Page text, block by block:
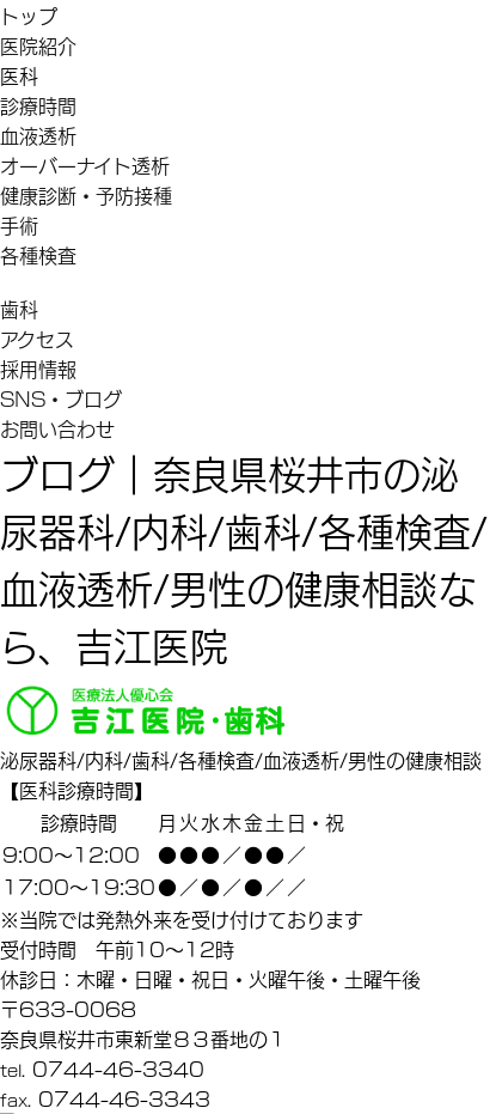
トップ
医院紹介
医科
診療時間
血液透析
オーバーナイト透析
健康診断・予防接種
手術
各種検査
歯科
アクセス
採用情報
SNS・ブログ
お問い合わせ
ブログ｜奈良県桜井市の泌
尿器科/内科/歯科/各種検査/
血液透析/男性の健康相談な
ら、吉江医院
泌尿器科/内科/歯科/各種検査/血液透析/男性の健康相談
【医科診療時間】
診療時間
月 火水木金土 日・祝
9:00～12:00
●●●／●●／
17:00～19:30●／●／●／／
※当院では発熱外来を受け付けております
受付時間 午前10～12時
休診日：木曜・日曜・祝日・火曜午後・土曜午後
〒633-0068
奈良県桜井市東新堂８３番地の１
tel. 0744-46-3340
fax. 0744-46-3343